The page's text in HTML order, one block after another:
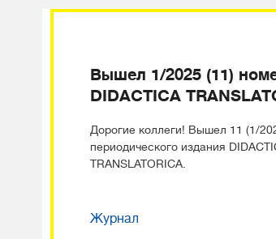
Вышел 1/2025 (11)
DIDACTICA
Дорогие коллеги! Вышел 11 (1/
периодического издания
TRANSLATORICA.
Журнал